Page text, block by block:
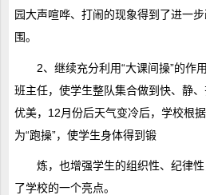
园大声喧哗、打闹的现象得到了进一
围。
2、继续充分利用“大课间操”的作
班主任，使学生整队集合做到快、静、
优美，12月份后天气变冷后，学校根
为“跑操”，使学生身体得到锻
炼，也增强学生的组织性、纪律
了学校的一个亮点。